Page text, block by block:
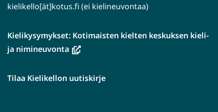
kielikello[ät]kotus.fi (ei kielineuvontaa)
Kielikysymykset: Kotimaisten kielten keskuksen kieli-
ja nimineuvonta(avautuu
ikkunaan,
Tilaa Kielikellon uutiskirje